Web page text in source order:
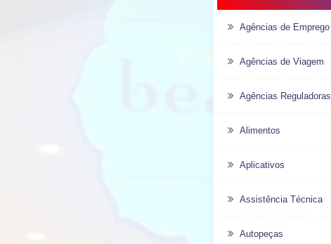
Agências de Emprego
Agências de Viagem
Agências Reguladoras
Alimentos
Aplicativos
Assistência Técnica
Autopeças